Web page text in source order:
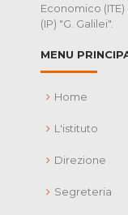
Economico
(IP) "G. Galilei".
MENU
Home
L'istituto
Direzione
Segreteria